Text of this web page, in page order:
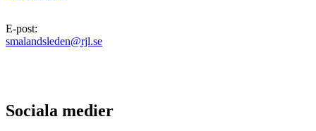
E-post:
smalandsleden@rjl.se
Sociala medier